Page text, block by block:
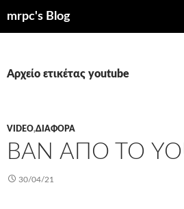
mrpc's Blog
Αρχείο ετικέτας youtube
VIDEO,ΔΙΆΦΟΡΑ
BAN ΑΠΌ ΤΟ
30/04/21